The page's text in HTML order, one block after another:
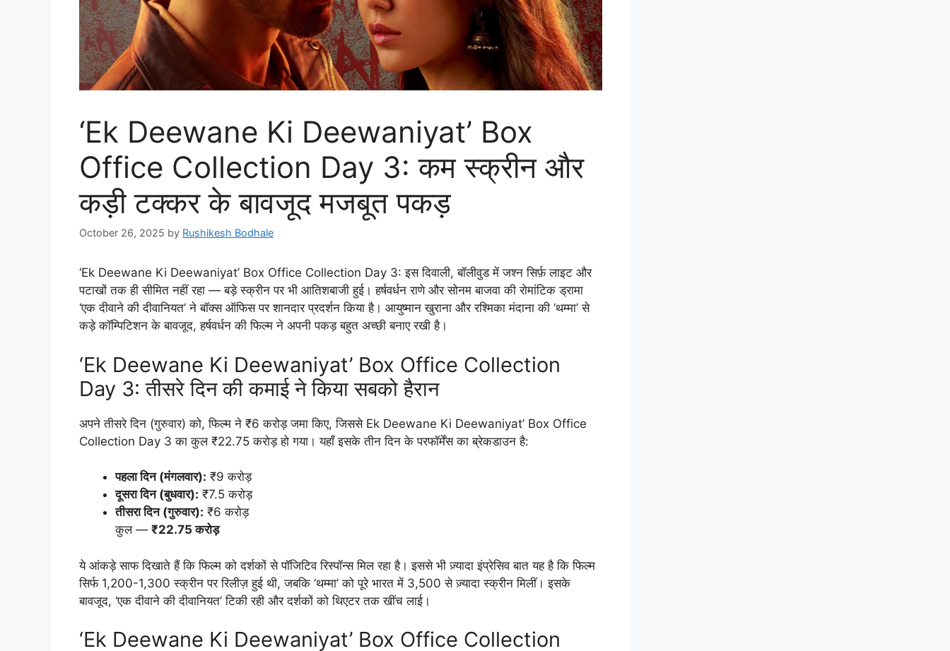
‘Ek Deewane Ki Deewaniyat’ Box
Office Collection Day 3: कम स्क्रीन और
कड़ी टक्कर के बावजूद मजबूत पकड़
October 26, 2025 by Rushikesh Bodhale
‘Ek Deewane Ki Deewaniyat’ Box Office Collection Day 3: इस दिवाली, बॉलीवुड में जश्न सिर्फ़ लाइट और
पटाखों तक ही सीमित नहीं रहा — बड़े स्क्रीन पर भी आतिशबाजी हुई। हर्षवर्धन राणे और सोनम बाजवा की रोमांटिक ड्रामा
‘एक दीवाने की दीवानियत’ ने बॉक्स ऑफिस पर शानदार प्रदर्शन किया है। आयुष्मान खुराना और रश्मिका मंदाना की ‘थम्मा’ से
कड़े कॉम्पिटिशन के बावजूद, हर्षवर्धन की फिल्म ने अपनी पकड़ बहुत अच्छी बनाए रखी है।
‘Ek Deewane Ki Deewaniyat’ Box Office Collection
Day 3: तीसरे दिन की कमाई ने किया सबको हैरान
अपने तीसरे दिन (गुरुवार) को, फिल्म ने ₹6 करोड़ जमा किए, जिससे Ek Deewane Ki Deewaniyat’ Box Office
Collection Day 3 का कुल ₹22.75 करोड़ हो गया। यहाँ इसके तीन दिन के परफॉर्मेंस का ब्रेकडाउन है:
पहला दिन (मंगलवार): ₹9 करोड़
दूसरा दिन (बुधवार): ₹7.5 करोड़
तीसरा दिन (गुरुवार): ₹6 करोड़
कुल — ₹22.75 करोड़
ये आंकड़े साफ दिखाते हैं कि फिल्म को दर्शकों से पॉजिटिव रिस्पॉन्स मिल रहा है। इससे भी ज़्यादा इंप्रेसिव बात यह है कि फिल्म
सिर्फ 1,200-1,300 स्क्रीन पर रिलीज़ हुई थी, जबकि ‘थम्मा’ को पूरे भारत में 3,500 से ज़्यादा स्क्रीन मिलीं। इसके
बावजूद, ‘एक दीवाने की दीवानियत’ टिकी रही और दर्शकों को थिएटर तक खींच लाई।
‘Ek Deewane Ki Deewaniyat’ Box Office Collection